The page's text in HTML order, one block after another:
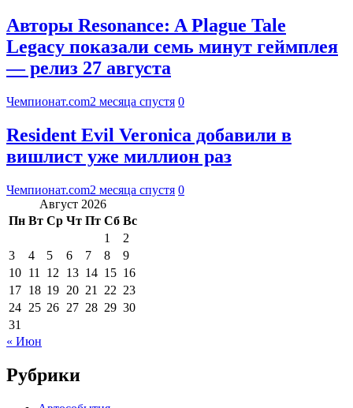
Авторы Resonance: A Plague Tale
Legacy показали семь минут геймплея
— релиз 27 августа
Чемпионат.com2 месяца спустя 0
Resident Evil Veronica добавили в
вишлист уже миллион раз
Чемпионат.com2 месяца спустя 0
Август 2026
Пн Вт Ср Чт Пт Сб Вс
1
2
3
4 5 6 7 8
9
10 11 12 13 14 15 16
17 18 19 20 21 22 23
24 25 26 27 28 29 30
31
« Июн
Рубрики